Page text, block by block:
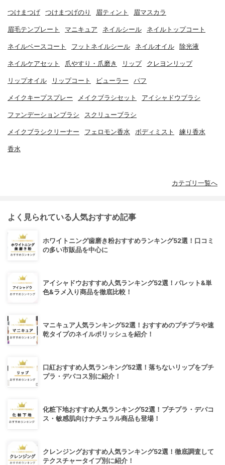
つけまつげ つけまつげのり 眉ティント 眉マスカラ
眉毛テンプレート マニキュア ネイルシール ネイルトップコート
ネイルベースコート フットネイルシール ネイルオイル 除光液
ネイルケアセット 爪やすり・爪磨き リップ クレヨンリップ
リップオイル リップコート ビューラー パフ
メイクキープスプレー メイクブラシセット アイシャドウブラシ
ファンデーションブラシ スクリューブラシ
メイクブラシクリーナー フェロモン香水 ボディミスト 練り香水
香水
カテゴリ一覧へ
よく見られている人気おすすめ記事
ホワイトニング歯磨き粉おすすめランキング52選！口コミ
の多い市販品を中心に
アイシャドウおすすめ人気ランキング52選！パレット&単
色&ラメ入り商品を徹底比較！
マニキュア人気ランキング52選！おすすめのプチプラや速
乾タイプのネイルポリッシュを紹介！
口紅おすすめ人気ランキング52選！落ちないリップをプチ
プラ・デパコス別に紹介！
化粧下地おすすめ人気ランキング52選！プチプラ・デパコ
ス・敏感肌向けナチュラル商品も登場！
クレンジングおすすめ人気ランキング52選！徹底調査して
テクスチャータイプ別に紹介！